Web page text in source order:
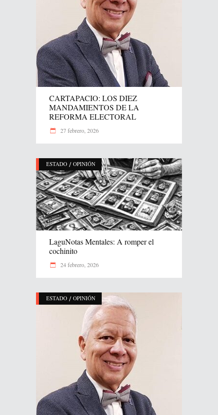
CARTAPACIO: LOS DIEZ
MANDAMIENTOS DE LA
REFORMA ELECTORAL
27 febrero, 2026
ESTADO / OPINIÓN
LaguNotas Mentales: A romper el
cochinito
24 febrero, 2026
ESTADO / OPINIÓN